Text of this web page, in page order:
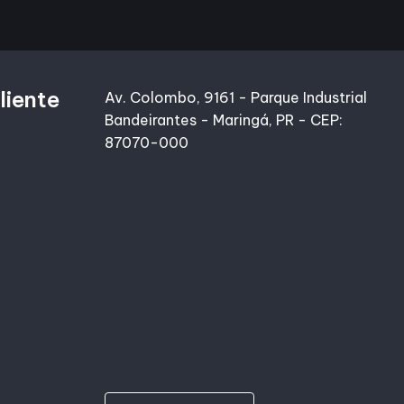
Av. Colombo, 9161 - Parque Industrial
Bandeirantes - Maringá, PR - CEP:
87070-000